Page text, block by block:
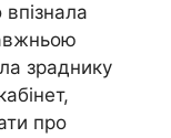
зраднику
про